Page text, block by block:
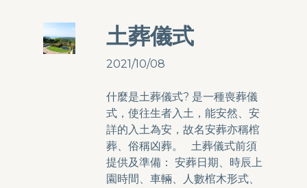
土葬儀式
2021/10/08
什麼是土葬儀式? 是一種喪葬儀
式，使往生者入土，能安然、安
詳的入土為安，故名安葬亦稱棺
葬、俗稱凶葬。 土葬儀式前須
提供及準備： 安葬日期、時辰上
園時間、車輛、人數棺木形式、